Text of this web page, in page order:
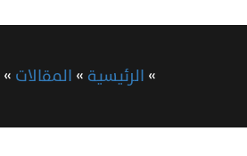
»الرئيسية»المقالات»